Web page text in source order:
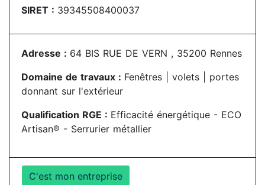
SIRET : 39345508400037
Adresse : 64 BIS RUE DE VERN , 35200 Rennes
Domaine de travaux : Fenêtres | volets | portes
donnant sur l'extérieur
Qualification RGE : Efficacité énergétique - ECO
Artisan® - Serrurier métallier
C'est mon entreprise